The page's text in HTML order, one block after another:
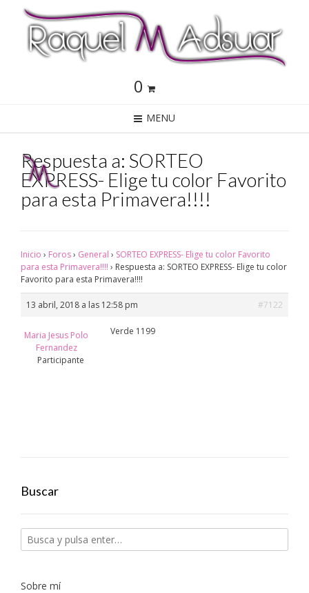
0
MENU
Respuesta a: SORTEO
EXPRESS- Elige tu color Favorito
para esta Primavera!!!!
Inicio › Foros› General › SORTEO EXPRESS- Elige tu color Favorito
para esta Primavera!!!! › Respuesta a: SORTEO EXPRESS- Elige tu color
Favorito para esta Primavera!!!!
13 abril, 2018 a las 12:58 pm #7122
Maria Jesus Polo
Fernandez
Participante
Verde 1199
Buscar
Sobre mí